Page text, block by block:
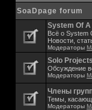
SoaDpage forum
System Of A
Всё о System
Новости,
Модераторы
Solo Projects
Обсуждение
Модераторы
Члены
Темы,
Модераторы